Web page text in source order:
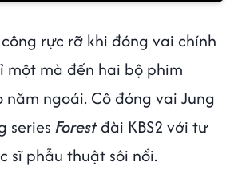
rực rỡ khi đóng vai chính
một mà đến hai bộ phim
ngoái. Cô đóng vai Jung
series Forestđài KBS2 với tư
sĩ phẫu thuật sôi nổi.